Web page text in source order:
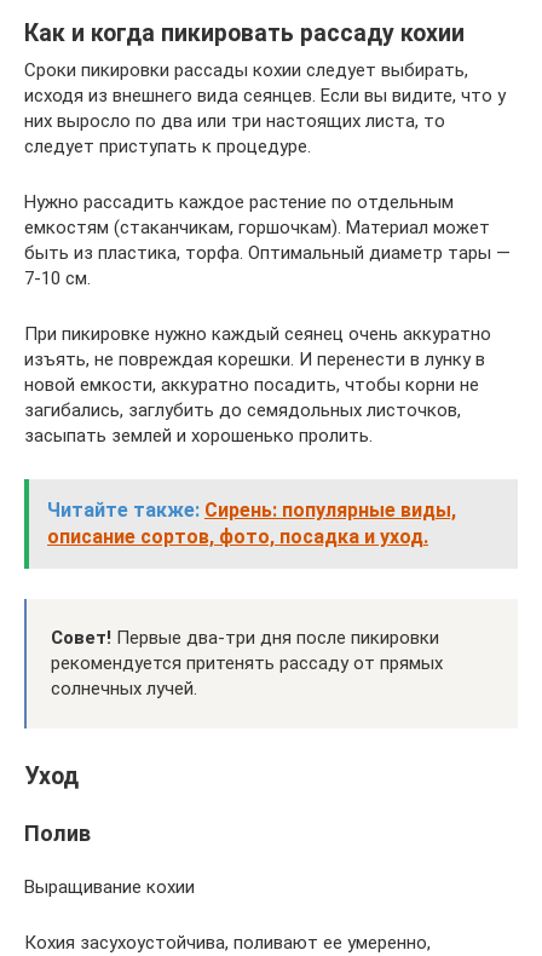
Как и когда пикировать рассаду кохии
Сроки пикировки рассады кохии следует выбирать,
исходя из внешнего вида сеянцев. Если вы видите, что у
них выросло по два или три настоящих листа, то
следует приступать к процедуре.
Нужно рассадить каждое растение по отдельным
емкостям (стаканчикам, горшочкам). Материал может
быть из пластика, торфа. Оптимальный диаметр тары —
7-10 см.
При пикировке нужно каждый сеянец очень аккуратно
изъять, не повреждая корешки. И перенести в лунку в
новой емкости, аккуратно посадить, чтобы корни не
загибались, заглубить до семядольных листочков,
засыпать землей и хорошенько пролить.
Читайте также: Сирень: популярные виды,
описание сортов, фото, посадка и уход.
Совет! Первые два-три дня после пикировки
рекомендуется притенять рассаду от прямых
солнечных лучей.
Уход
Полив
Выращивание кохии
Кохия засухоустойчива, поливают ее умеренно,